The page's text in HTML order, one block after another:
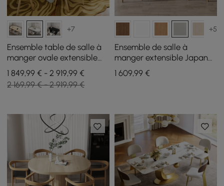
+7
Ensemble table de salle à
manger ovale extensible
blanche Japandi 1600 mm
à 2000 mm et 6 chaises de
salle à manger
1 849,99 € - 2 919,99 €
2 169,99 € - 2 919,99 €
+5
Ensemble de salle à
manger extensible Japandi
de 39 à 55 pouces, gris,
avec 4 chaises
1 609,99€